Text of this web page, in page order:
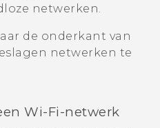
netwerken.
de onderkant van
netwerken te
Wi‍-Fi-netwerk